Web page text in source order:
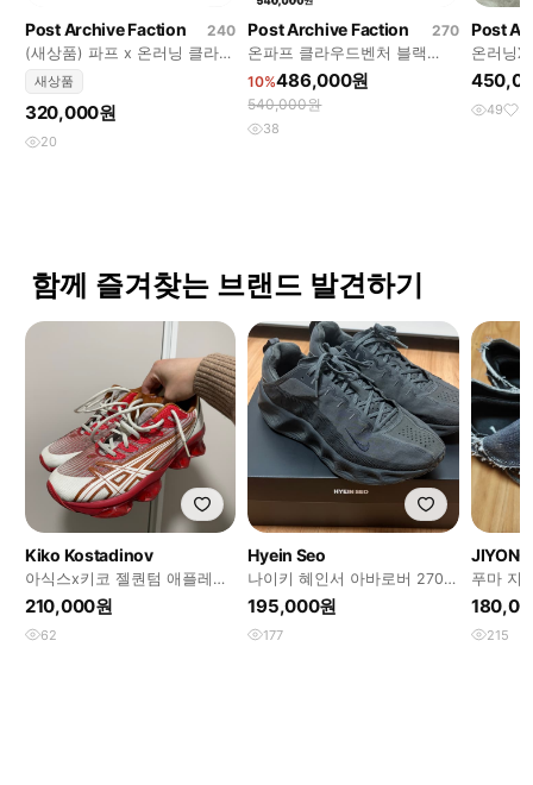
Post Archive Faction
240
(새상품) 파프 x 온러닝 클라우
드붐 240
새상품
320,000원
20
Post Archive Faction
270
온파프 클라우드벤처 블랙
270
10%486,000원
540,000원
38
Post
온러닝X
크 올블
49 3
함께 즐겨찾는 브랜드 발견하기
Kiko Kostadinov
아식스x키코 젤퀀텀 애플레드
265
210,000원
62
Hyein Seo
나이키 혜인서 아바로버 270
풀박스
195,000원
177
푸마 지
215